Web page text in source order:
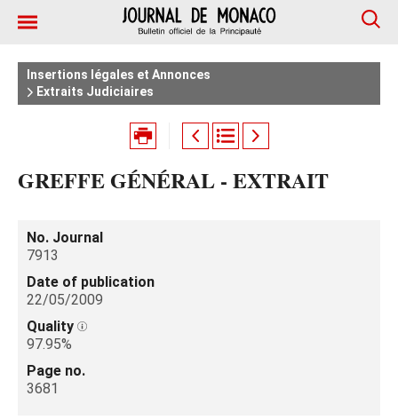
Insertions légales et Annonces
Extraits Judiciaires
GREFFE GÉNÉRAL - EXTRAIT
No. Journal
7913
Date of publication
22/05/2009
Quality
97.95%
Page no.
3681